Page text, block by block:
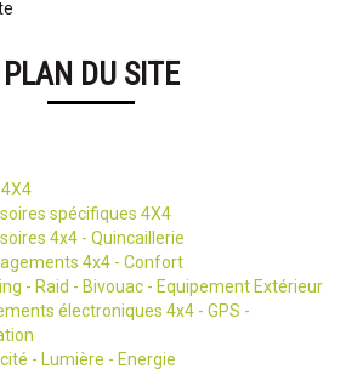
PLAN DU SITE
spécifiques 4X4
4x4 - Quincaillerie
4x4 - Confort
- Raid - Bivouac - Equipement Extérieur
électroniques 4x4 - GPS -
- Lumière - Energie